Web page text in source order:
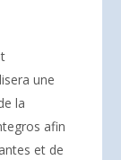
une
la
afin
et de